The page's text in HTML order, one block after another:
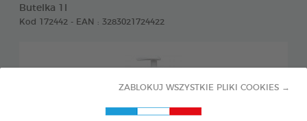
ZABLOKUJ WSZYSTKIE PLIKI COOKIES →
Butelka 1l
Kod 172442 - EAN : 3283021724422